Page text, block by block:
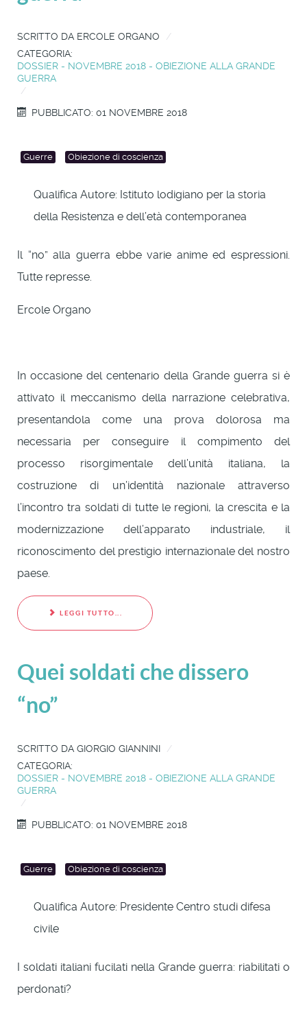
SCRITTO DA ERCOLE ORGANO
CATEGORIA:
DOSSIER - NOVEMBRE 2018 - OBIEZIONE ALLA GRANDE
GUERRA
PUBBLICATO: 01 NOVEMBRE 2018
Guerre Obiezione di coscienza
Qualifica Autore: Istituto lodigiano per la storia
della Resistenza e dell’età contemporanea
Il “no” alla guerra ebbe varie anime ed espressioni.
Tutte represse.
Ercole Organo
In occasione del centenario della Grande guerra si è
attivato il meccanismo della narrazione celebrativa,
presentandola come una prova dolorosa ma
necessaria per conseguire il compimento del
processo risorgimentale dell’unità italiana, la
costruzione di un’identità nazionale attraverso
l’incontro tra soldati di tutte le regioni, la crescita e la
modernizzazione dell’apparato industriale, il
riconoscimento del prestigio internazionale del nostro
paese.
LEGGI TUTTO...
Quei soldati che dissero
“no”
SCRITTO DA GIORGIO GIANNINI
CATEGORIA:
DOSSIER - NOVEMBRE 2018 - OBIEZIONE ALLA GRANDE
GUERRA
PUBBLICATO: 01 NOVEMBRE 2018
Guerre Obiezione di coscienza
Qualifica Autore: Presidente Centro studi difesa
civile
I soldati italiani fucilati nella Grande guerra: riabilitati o
perdonati?